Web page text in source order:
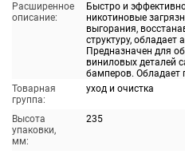
Расширенное
описание:
Быстро и
никотиновые
выгорания,
структуру, обладает
Предназначен для
виниловых деталей
бамперов. Обладает
Товарная
группа:
уход и очистка
Высота
упаковки,
мм:
235